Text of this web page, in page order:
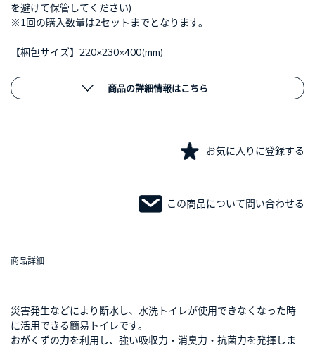
を避けて保管してください)
※1回の購入数量は2セットまでとなります。
【梱包サイズ】220×230×400(mm)
商品の詳細情報はこちら
お気に入りに登録する
この商品について問い合わせる
商品詳細
災害発生などにより断水し、水洗トイレが使用できなくなった時
に活用できる簡易トイレです。
おがくずの力を利用し、強い吸収力・消臭力・抗菌力を発揮しま